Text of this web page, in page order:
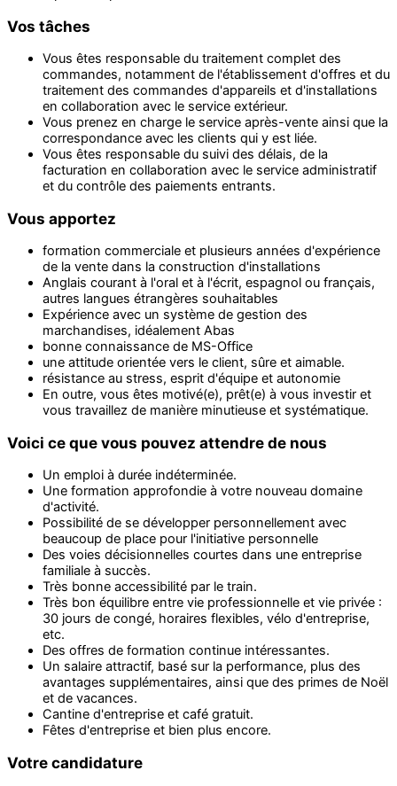
Vos tâches
Vous êtes responsable du traitement complet des
commandes, notamment de l'établissement d'offres et du
traitement des commandes d'appareils et d'installations
en collaboration avec le service extérieur.
Vous prenez en charge le service après-vente ainsi que la
correspondance avec les clients qui y est liée.
Vous êtes responsable du suivi des délais, de la
facturation en collaboration avec le service administratif
et du contrôle des paiements entrants.
Vous apportez
formation commerciale et plusieurs années d'expérience
de la vente dans la construction d'installations
Anglais courant à l'oral et à l'écrit, espagnol ou français,
autres langues étrangères souhaitables
Expérience avec un système de gestion des
marchandises, idéalement Abas
bonne connaissance de MS-Office
une attitude orientée vers le client, sûre et aimable.
résistance au stress, esprit d'équipe et autonomie
En outre, vous êtes motivé(e), prêt(e) à vous investir et
vous travaillez de manière minutieuse et systématique.
Voici ce que vous pouvez attendre de nous
Un emploi à durée indéterminée.
Une formation approfondie à votre nouveau domaine
d'activité.
Possibilité de se développer personnellement avec
beaucoup de place pour l'initiative personnelle
Des voies décisionnelles courtes dans une entreprise
familiale à succès.
Très bonne accessibilité par le train.
Très bon équilibre entre vie professionnelle et vie privée :
30 jours de congé, horaires flexibles, vélo d'entreprise,
etc.
Des offres de formation continue intéressantes.
Un salaire attractif, basé sur la performance, plus des
avantages supplémentaires, ainsi que des primes de Noël
et de vacances.
Cantine d'entreprise et café gratuit.
Fêtes d'entreprise et bien plus encore.
Votre candidature